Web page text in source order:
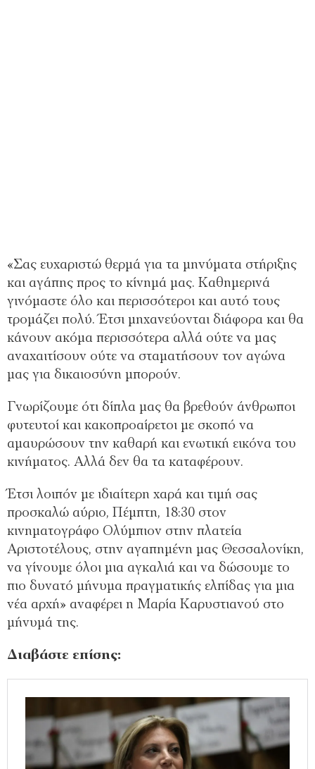
«Σας ευχαριστώ θερμά για τα μηνύματα στήριξης
και αγάπης προς το κίνημά μας. Καθημερινά
γινόμαστε όλο και περισσότεροι και αυτό τους
τρομάζει πολύ. Έτσι μηχανεύονται διάφορα και θα
κάνουν ακόμα περισσότερα αλλά ούτε να μας
αναχαιτίσουν ούτε να σταματήσουν τον αγώνα
μας για δικαιοσύνη μπορούν.
Γνωρίζουμε ότι δίπλα μας θα βρεθούν άνθρωποι
φυτευτοί και κακοπροαίρετοι με σκοπό να
αμαυρώσουν την καθαρή και ενωτική εικόνα του
κινήματος. Αλλά δεν θα τα καταφέρουν.
Έτσι λοιπόν με ιδιαίτερη χαρά και τιμή σας
προσκαλώ αύριο, Πέμπτη, 18:30 στον
κινηματογράφο Ολύμπιον στην πλατεία
Αριστοτέλους, στην αγαπημένη μας Θεσσαλονίκη,
να γίνουμε όλοι μια αγκαλιά και να δώσουμε το
πιο δυνατό μήνυμα πραγματικής ελπίδας για μια
νέα αρχή» αναφέρει η Μαρία Καρυστιανού στο
μήνυμά της.
Διαβάστε επίσης: